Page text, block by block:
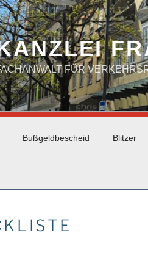
FÜR
Bußgeldbescheid Blitzer